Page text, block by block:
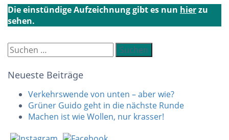
Die einstündige Aufzeichnung gibt es nun hierzu
sehen.
Suchen
nach:
Neueste Beiträge
Verkehrswende von unten – aber wie?
Grüner Guido geht in die nächste Runde
Machen ist wie Wollen, nur krasser!